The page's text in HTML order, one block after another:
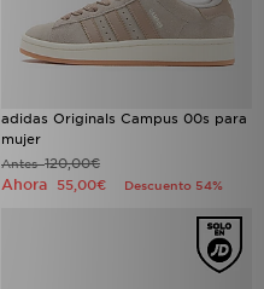
adidas Originals Campus 00s para
mujer
Antes120,00€
Ahora 55,00€ Descuento 54%